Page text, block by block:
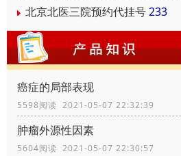
北京北医三院预约代挂号233
癌症的局部表现
5598阅读 2021-05-07 22:32:39
肿瘤外源性因素
5604阅读 2021-05-07 22:30:57